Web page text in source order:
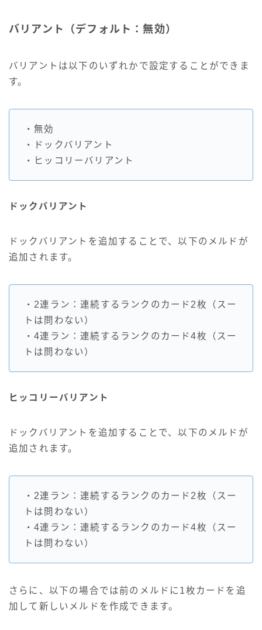
バリアント（デフォルト：無効）
バリアントは以下のいずれかで設定することができま
す。
・無効
・ドックバリアント
・ヒッコリーバリアント
ドックバリアント
ドックバリアントを追加することで、以下のメルドが
追加されます。
・2連ラン：連続するランクのカード2枚（スー
トは問わない）
・4連ラン：連続するランクのカード4枚（スー
トは問わない）
ヒッコリーバリアント
ドックバリアントを追加することで、以下のメルドが
追加されます。
・2連ラン：連続するランクのカード2枚（スー
トは問わない）
・4連ラン：連続するランクのカード4枚（スー
トは問わない）
さらに、以下の場合では前のメルドに1枚カードを追
加して新しいメルドを作成できます。